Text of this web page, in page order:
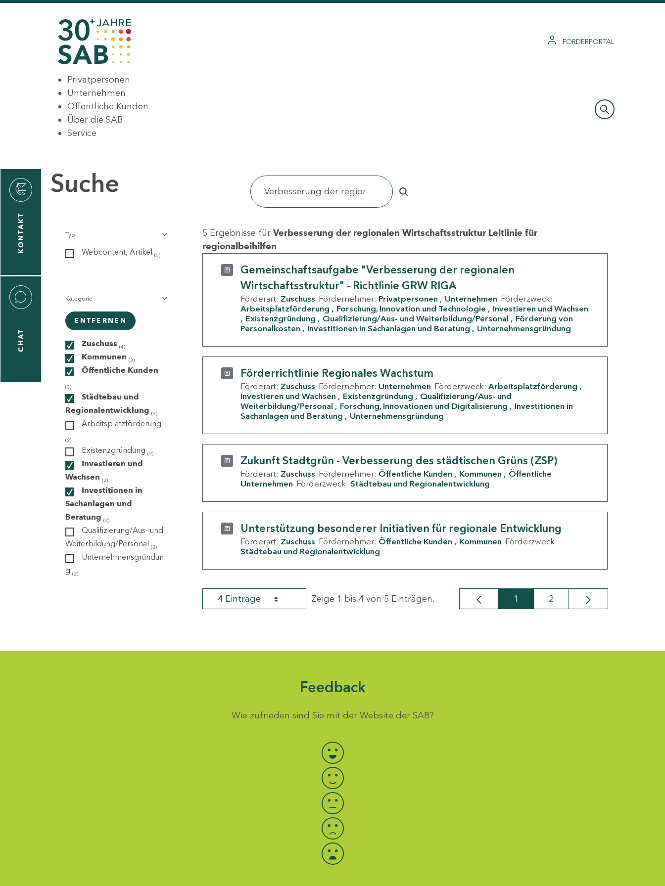
FÖRDERPORTAL
Privatpersonen
Unternehmen
Öffentliche Kunden
Über die SAB
Service
KONTAKT
CHAT
Suche
Typ
Webcontent, Artikel (5)
Kategorie
ENTFERNEN
Zuschuss (4)
Kommunen (3)
Öffentliche Kunden
(3)
Städtebau und
Regionalentwicklung (3)
Arbeitsplatzförderung
(2)
Existenzgründung (2)
Investieren und
Wachsen (2)
Investitionen in
Sachanlagen und
Beratung (2)
Qualifizierung/Aus- und
Weiterbildung/Personal (2)
Unternehmensgründun
g (2)
5 Ergebnisse für Verbesserung der regionalen Wirtschaftsstruktur Leitlinie für
regionalbeihilfen
Gemeinschaftsaufgabe "Verbesserung der regionalen
Wirtschaftsstruktur" - Richtlinie GRW RIGA
Förderart: Zuschuss Fördernehmer: Privatpersonen Unternehmen Förderzweck:
Arbeitsplatzförderung
Forschung, Innovation und Technologie
Investieren und Wachsen
Existenzgründung
Qualifizierung/Aus- und Weiterbildung/Personal
Förderung von
Personalkosten
Investitionen in Sachanlagen und Beratung Unternehmensgründung
Förderrichtlinie Regionales Wachstum
Förderart: Zuschuss Fördernehmer: Unternehmen Förderzweck: Arbeitsplatzförderung
Investieren und Wachsen
Existenzgründung
Qualifizierung/Aus- und
Weiterbildung/Personal
Forschung, Innovationen und Digitalisierung
Investitionen in
Sachanlagen und Beratung
Unternehmensgründung
Zukunft Stadtgrün - Verbesserung des städtischen Grüns (ZSP)
Förderart: Zuschuss Fördernehmer: Öffentliche Kunden Kommunen
Öffentliche
Unternehmen Förderzweck: Städtebau und Regionalentwicklung
Unterstützung besonderer Initiativen für regionale Entwicklung
Förderart: Zuschuss Fördernehmer: Öffentliche Kunden Kommunen Förderzweck:
Städtebau und Regionalentwicklung
4 Einträge Zeige 1 bis 4 von 5 Einträgen. Seite
1 Seite
2
Feedback
Wie zufrieden sind Sie mit der Website der SAB?
Bewertung auswählen